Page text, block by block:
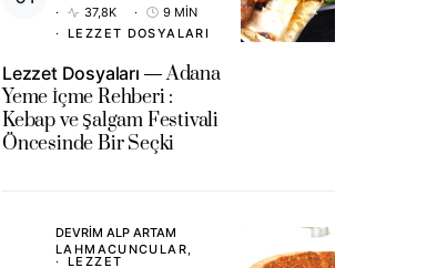
37,8K
9 MIN
LEZZET DOSYALARI
Lezzet Dosyaları
Adana
Yeme İçme Rehberi :
Kebap ve Şalgam Festivali
Öncesinde Bir Seçki
DEVRIM ALP ARTAM
LAHMACUNCULAR
LEZZET